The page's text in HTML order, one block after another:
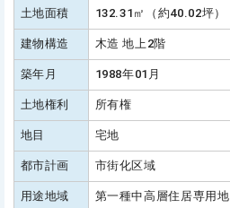
土地面積 132.31㎡（約40.02坪）
建物構造 木造 地上2階
築年月 1988年01月
土地権利 所有権
地目 宅地
都市計画 市街化区域
用途地域 第一種中高層住居専用